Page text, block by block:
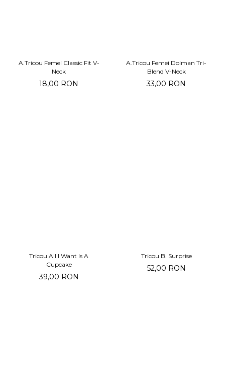
A.Tricou Femei Classic Fit V-
Neck
18,00 RON
A.Tricou Femei Dolman Tri-
Blend V-Neck
33,00 RON
Tricou All I Want Is A
Cupcake
39,00 RON
Tricou B. Surprise
52,00 RON